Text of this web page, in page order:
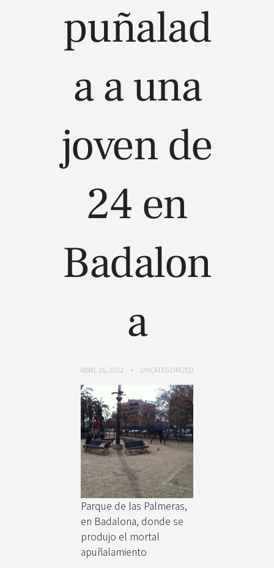
puñalad
a a una
joven de
24 en
Badalon
a
ABRIL 26, 2022 UNCATEGORIZED
Parque de las Palmeras,
en Badalona, donde se
produjo el mortal
apuñalamiento